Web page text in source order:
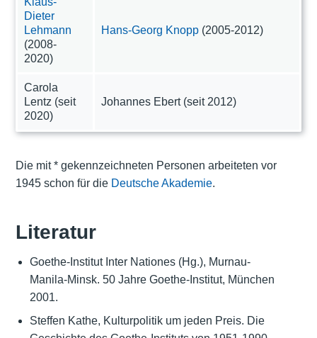
Dieter
Lehmann
(2008-
2020)
Hans-Georg Knopp (2005-2012)
Carola
Lentz (seit
2020)
Johannes Ebert (seit 2012)
Die mit * gekennzeichneten Personen arbeiteten vor
1945 schon für die Deutsche Akademie.
Literatur
Goethe-Institut Inter Nationes (Hg.), Murnau-
Manila-Minsk. 50 Jahre Goethe-Institut, München
2001.
Steffen Kathe, Kulturpolitik um jeden Preis. Die